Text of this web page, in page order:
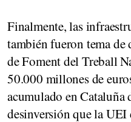
Finalmente, las
también fueron tema
de Foment del Treball
50.000 millones de
acumulado en Cataluña
desinversión que la